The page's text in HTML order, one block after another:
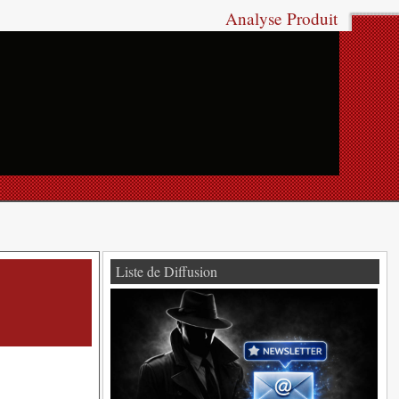
Analyse Produit
Liste de Diffusion